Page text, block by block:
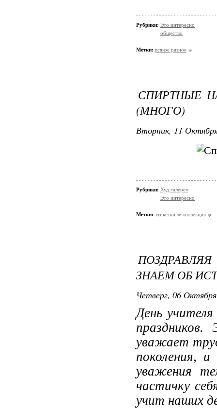
Рубрики: Это интересно
общество
Метки: всякое разное
СПИРТНЫЕ
(МНОГО)
Вторник, 11
Рубрики: Худ.галерея
Это интересно
Метки: этикетки коллекция
ЗНАЕМ ОБ
Четверг, 06
День
уважает
поколения,
уважения
частичку
учит наших